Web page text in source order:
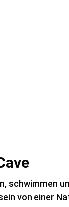
schwimmen
von einer